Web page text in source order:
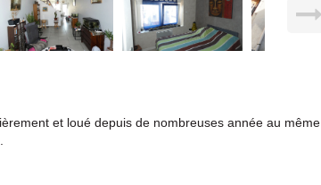
et loué depuis de nombreuses année au même